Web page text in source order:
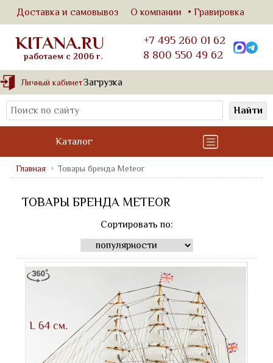
Доставка и самовывоз О компании Гравировка
KITANA.RU
работаем с 2006 г.
+7 495 260 01 62
8 800 550 49 62
Личный кабинетЗагрузка
Найти
Каталог
Главная Товары бренда Meteor
ТОВАРЫ БРЕНДА METEOR
Сортировать по: